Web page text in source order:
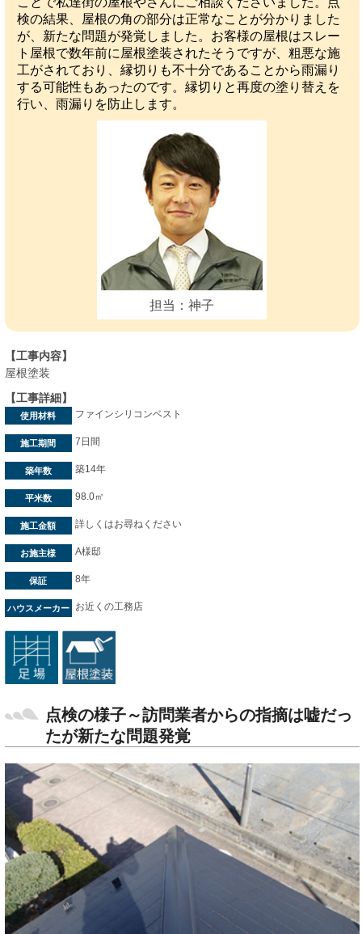
検の結果、屋根の角の部分は正常なことが分かりました
が、新たな問題が発覚しました。お客様の屋根はスレー
ト屋根で数年前に屋根塗装されたそうですが、粗悪な施
工がされており、縁切りも不十分であることから雨漏り
する可能性もあったのです。縁切りと再度の塗り替えを
行い、雨漏りを防止します。
担当：神子
【工事内容】
屋根塗装
【工事詳細】
使用材料 ファインシリコンベスト
施工期間 7日間
築年数 築14年
平米数 98.0㎡
施工金額 詳しくはお尋ねください
お施主様 A様邸
保証 8年
ハウスメーカー お近くの工務店
点検の様子～訪問業者からの指摘は嘘だっ
たが新たな問題発覚